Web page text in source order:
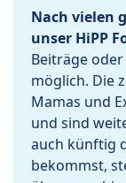
Nach vielen
unser HiPP
Beiträge
möglich. Die
Mamas und
und sind
auch künftig
bekommst,